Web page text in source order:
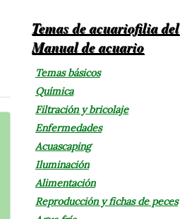
Temas de acuariofilia del
Manual de acuario
Temas básicos
Química
Filtración y bricolaje
Enfermedades
Acuascaping
Iluminación
Alimentación
Reproducción y fichas de peces